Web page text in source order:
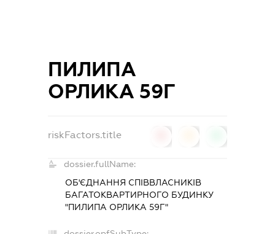
ПИЛИПА
ОРЛИКА 59Г
riskFactors.title
dossier.fullName:
ОБ'ЄДНАННЯ СПІВВЛАСНИКІВ
БАГАТОКВАРТИРНОГО БУДИНКУ
"ПИЛИПА ОРЛИКА 59Г"